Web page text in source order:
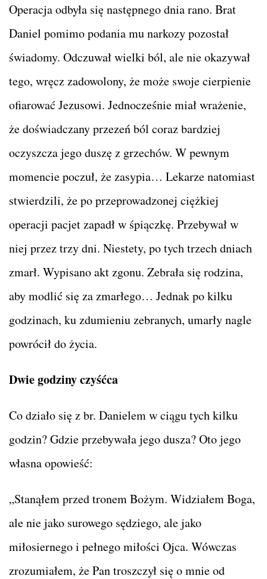
Operacja odbyła się następnego dnia rano. Brat
Daniel pomimo podania mu narkozy pozostał
świadomy. Odczuwał wielki ból, ale nie okazywał
tego, wręcz zadowolony, że może swoje cierpienie
ofiarować Jezusowi. Jednocześnie miał wrażenie,
że doświadczany przezeń ból coraz bardziej
oczyszcza jego duszę z grzechów. W pewnym
momencie poczuł, że zasypia… Lekarze natomiast
stwierdzili, że po przeprowadzonej ciężkiej
operacji pacjet zapadł w śpiączkę. Przebywał w
niej przez trzy dni. Niestety, po tych trzech dniach
zmarł. Wypisano akt zgonu. Zebrała się rodzina,
aby modlić się za zmarłego… Jednak po kilku
godzinach, ku zdumieniu zebranych, umarły nagle
powrócił do życia.
Dwie godziny czyśćca
Co działo się z br. Danielem w ciągu tych kilku
godzin? Gdzie przebywała jego dusza? Oto jego
własna opowieść:
„Stanąłem przed tronem Bożym. Widziałem Boga,
ale nie jako surowego sędziego, ale jako
miłosiernego i pełnego miłości Ojca. Wówczas
zrozumiałem, że Pan troszczył się o mnie od